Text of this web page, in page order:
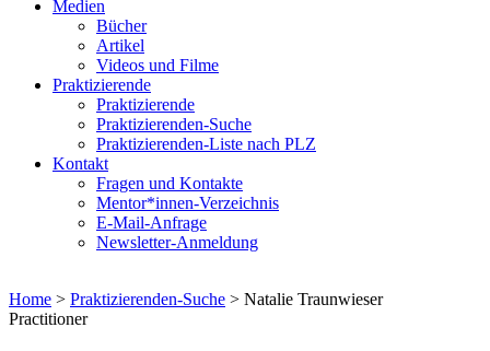
Medien
Bücher
Artikel
Videos und Filme
Praktizierende
Praktizierende
Praktizierenden-Suche
Praktizierenden-Liste nach PLZ
Kontakt
Fragen und Kontakte
Mentor*innen-Verzeichnis
E-Mail-Anfrage
Newsletter-Anmeldung
Home > Praktizierenden-Suche > Natalie Traunwieser
Practitioner